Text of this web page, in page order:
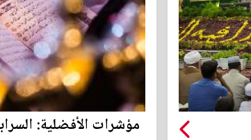
مؤشرات الأفضلية: